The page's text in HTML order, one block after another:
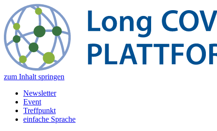
zum Inhalt springen
Newsletter
Event
Treffpunkt
einfache Sprache